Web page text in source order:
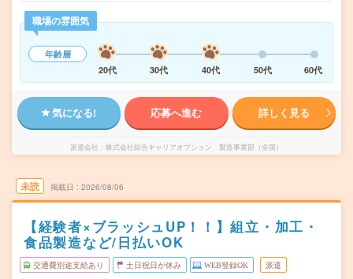
職場の雰囲気
年齢層
20代
30代 40代 50代 60代
気になる! 応募へ進む 詳しく見る
派遣会社 株式会社綜合キャリアオプション 製造事業部（全国）
未読 掲載日 2026/08/06
【経験者×ブラッシュUP！！】組立・加工・
食品製造など/日払いOK
交通費別途支給あり 土日祝日が休み WEB登録OK 派遣